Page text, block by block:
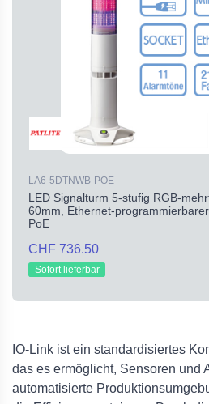
LA6-5DTNWB-POE
LED Signalturm 5-stufig RGB-
60mm, Ethernet-
PoE
CHF 736.50
Sofort lieferbar
IO-Link ist ein standardisiertes
das es ermöglicht, Sensoren und
automatisierte